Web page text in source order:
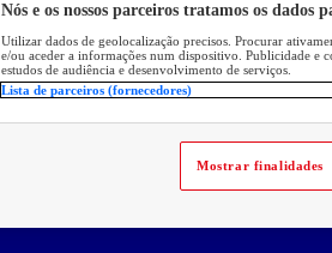
Nós e os nossos parceiros tratamos os dados
Utilizar dados de geolocalização precisos. Procurar
e/ou aceder a informações num dispositivo. Publicidade e
estudos de audiência e desenvolvimento de serviços.
Lista de parceiros (fornecedores)
Mostrar finalidades